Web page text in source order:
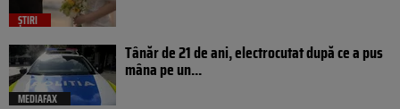
ȘTIRI
MEDIAFAX
Tânăr de 21 de ani, electrocutat după ce a pus
mâna pe un...